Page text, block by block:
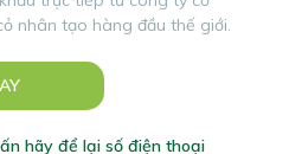
nhân tạo hàng đầu thế giới.
hãy để lại số điện thoại